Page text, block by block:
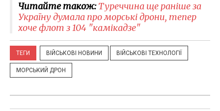
Читайте також:Туреччина ще раніше за
Україну думала про морські дрони, тепер
хоче флот з 104 "камікадзе"
ТЕГИ ВІЙСЬКОВІ НОВИНИ ВІЙСЬКОВІ ТЕХНОЛОГІЇ
МОРСЬКИЙ ДРОН